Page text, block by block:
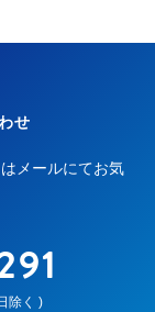
せ
メールにてお気
除く )